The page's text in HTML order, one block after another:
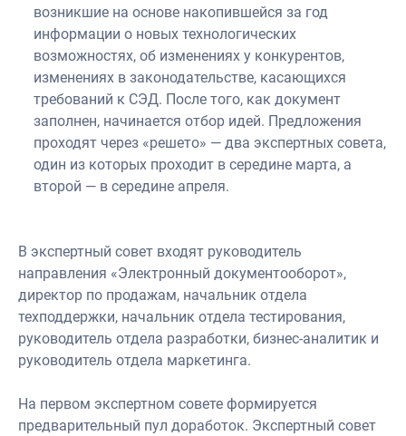
возникшие на основе накопившейся за год
информации о новых технологических
возможностях, об изменениях у конкурентов,
изменениях в законодательстве, касающихся
требований к СЭД. После того, как документ
заполнен, начинается отбор идей. Предложения
проходят через «решето» — два экспертных совета,
один из которых проходит в середине марта, а
второй — в середине апреля.
В экспертный совет входят руководитель
направления «Электронный документооборот»,
директор по продажам, начальник отдела
техподдержки, начальник отдела тестирования,
руководитель отдела разработки, бизнес-аналитик и
руководитель отдела маркетинга.
На первом экспертном совете формируется
предварительный пул доработок. Экспертный совет